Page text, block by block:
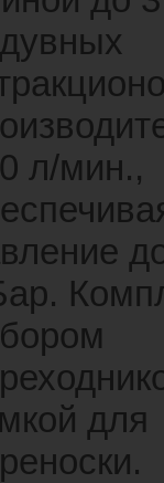
л/мин.,
для